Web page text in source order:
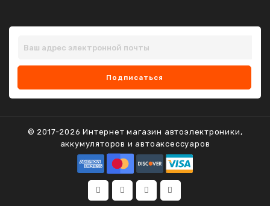
Подписаться
© 2017-2026 Интернет магазин автоэлектроники,
аккумуляторов и автоаксессуаров